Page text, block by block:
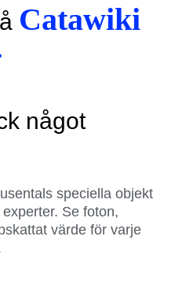
Catawiki
något
speciella objekt
Se foton,
värde för varje